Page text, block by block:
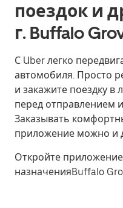
поездок и
г. Buffalo
С Uber легко
автомобиля. Просто
и закажите поездку
перед отправлением
Заказывать
приложение можно и
Откройте
назначенияBuffalo